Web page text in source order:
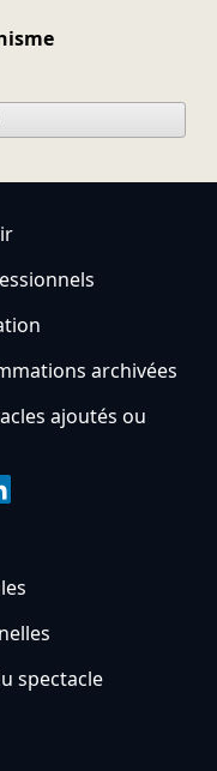
archivées
ajoutés ou
spectacle